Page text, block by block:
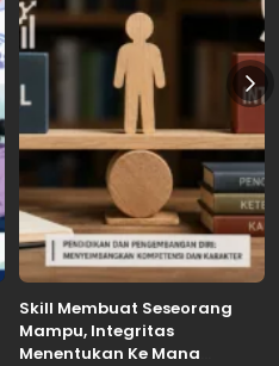
Skill Membuat Seseorang
Mampu, Integritas
Menentukan Ke Mana